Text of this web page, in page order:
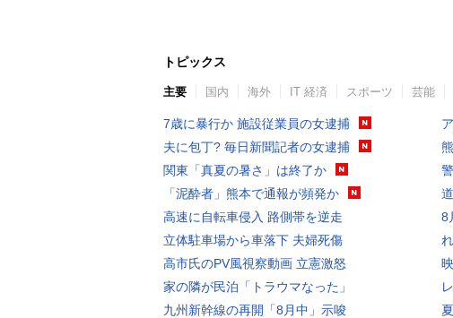
トピックス
主要 国内 海外 IT 経済 スポーツ 芸能
7歳に暴行か 施設従業員の女逮捕
夫に包丁? 毎日新聞記者の女逮捕
関東「真夏の暑さ」は終了か
「泥酔者」熊本で通報が頻発か
高速に自転車侵入 路側帯を逆走
立体駐車場から車落下 夫婦死傷
高市氏のPV風視察動画 立憲激怒
家の隣が民泊「トラウマなった」
九州新幹線の再開「8月中」示唆
8